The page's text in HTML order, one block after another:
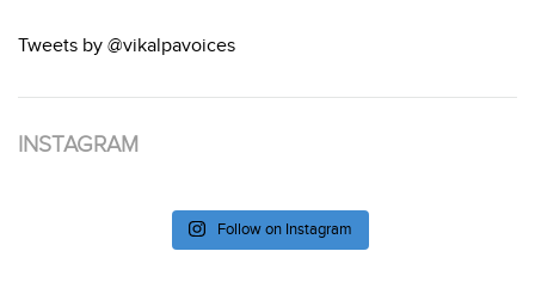
Tweets by @vikalpavoices
INSTAGRAM
Follow on Instagram